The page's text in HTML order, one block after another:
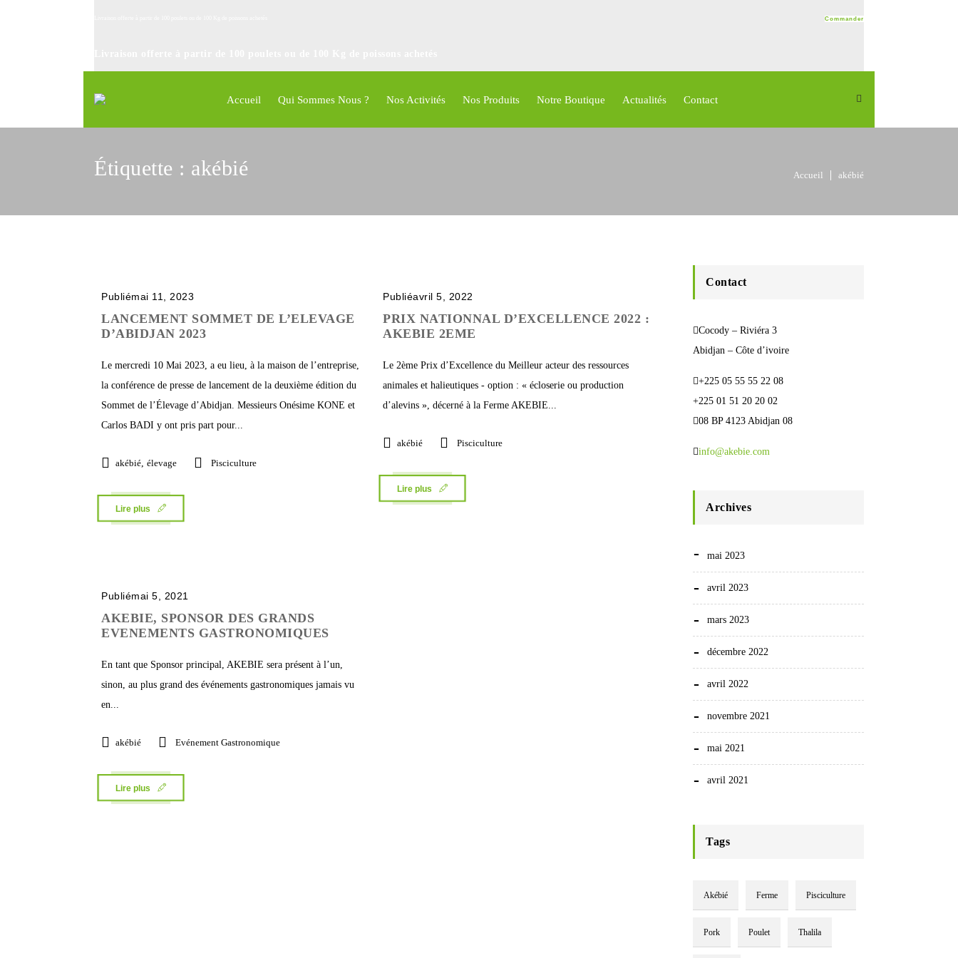
Commander
Accueil Qui Sommes Nous ? Nos Activités Nos Produits Notre Boutique Actualités Contact
Étiquette : akébié Accueil akébié
Publiémai 11, 2023
LANCEMENT SOMMET DE L’ELEVAGE
D’ABIDJAN 2023
Le mercredi 10 Mai 2023, a eu lieu, à la maison de l’entreprise,
la conférence de presse de lancement de la deuxième édition du
Sommet de l’Élevage d’Abidjan. Messieurs Onésime KONE et
Carlos BADI y ont pris part pour...
akébié élevage Pisciculture
Lire plus
Publiéavril 5, 2022
PRIX NATIONNAL D’EXCELLENCE 2022 :
AKEBIE 2EME
Le 2ème Prix d’Excellence du Meilleur acteur des ressources
animales et halieutiques - option : « écloserie ou production
d’alevins », décerné à la Ferme AKEBIE...
akébié Pisciculture
Lire plus
Publiémai 5, 2021
AKEBIE, SPONSOR DES GRANDS
EVENEMENTS GASTRONOMIQUES
En tant que Sponsor principal, AKEBIE sera présent à l’un,
sinon, au plus grand des événements gastronomiques jamais vu
en...
akébié Evénement Gastronomique
Lire plus
Contact
Cocody – Riviéra 3
Abidjan – Côte d’ivoire
+225 05 55 55 22 08
+225 01 51 20 20 02
08 BP 4123 Abidjan 08
info@akebie.com
Archives
mai 2023
avril 2023
mars 2023
décembre 2022
avril 2022
novembre 2021
mai 2021
avril 2021
Tags
Akébié Ferme Pisciculture
Pork Poulet Thalila